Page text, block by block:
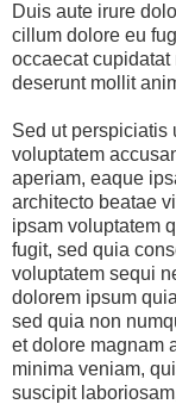
Duis aute irure
cillum dolore eu
occaecat
deserunt mollit
Sed ut perspiciatis
voluptatem
aperiam, eaque
architecto beatae
ipsam voluptatem
fugit, sed quia
voluptatem sequi
dolorem ipsum
sed quia non
et dolore magnam
minima veniam,
suscipit